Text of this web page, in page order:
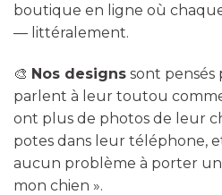
boutique en ligne où
— littéralement.
🎨 Nos designs sont
parlent à leur toutou
ont plus de photos de leur
potes dans leur téléphone,
aucun problème à porter un
mon chien ».